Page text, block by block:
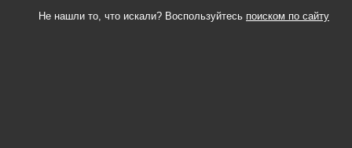
Не нашли то, что искали? Воспользуйтесь поиском по сайту